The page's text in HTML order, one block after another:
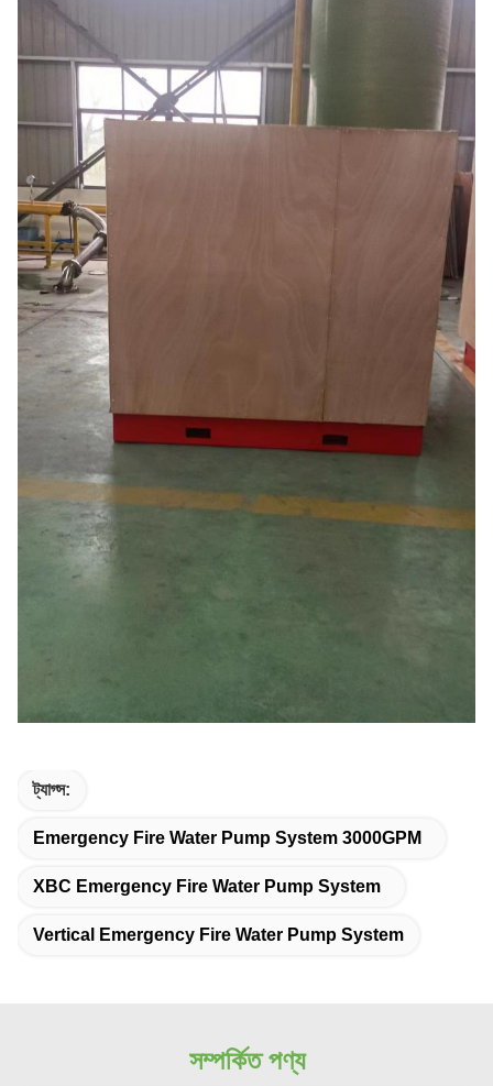
ট্যাগ্স:
Emergency Fire Water Pump System 3000GPM
XBC Emergency Fire Water Pump System
Vertical Emergency Fire Water Pump System
সম্পর্কিত পণ্য